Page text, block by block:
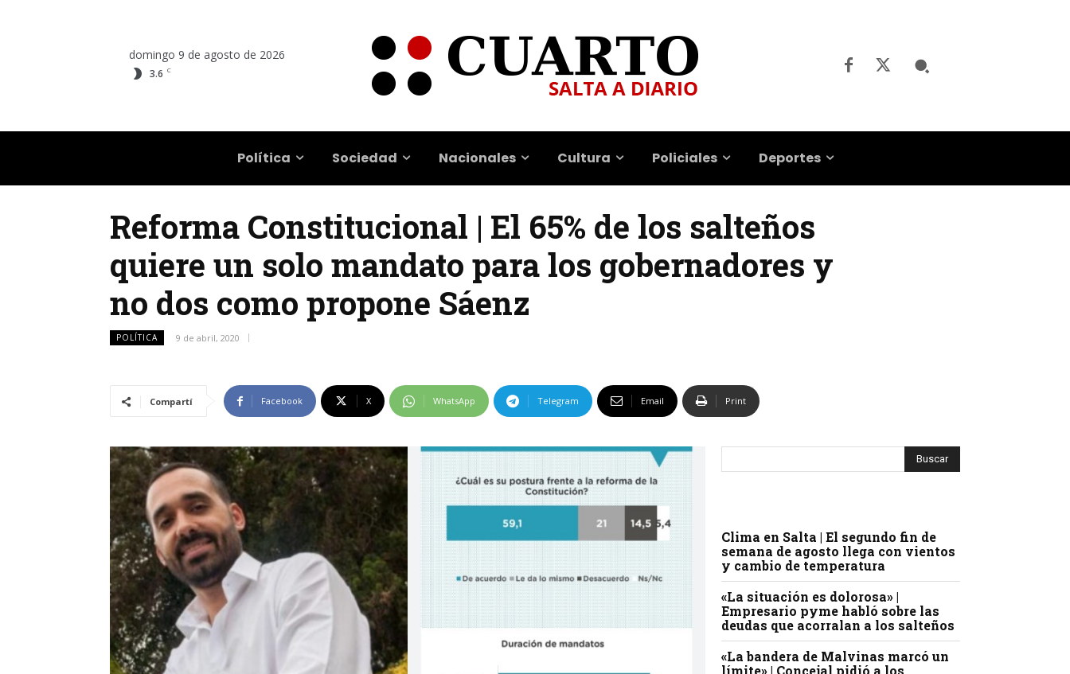
domingo 9 de agosto de 2026
3.6 C
Política Sociedad Nacionales Cultura Policiales Deportes
Reforma Constitucional | El 65% de los salteños
quiere un solo mandato para los gobernadores y
no dos como propone Sáenz
POLÍTICA 9 de abril, 2020
Compartí Facebook X WhatsApp Telegram Email Print
Clima en Salta | El segundo fin de
semana de agosto llega con vientos
y cambio de temperatura
«La situación es dolorosa» |
Empresario pyme habló sobre las
deudas que acorralan a los salteños
«La bandera de Malvinas marcó un
límite» | Concejal pidió a los